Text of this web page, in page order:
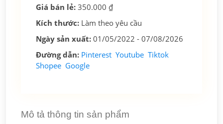
Giá bán lẻ: 350.000 ₫
Kích thước: Làm theo yêu cầu
Ngày sản xuất: 01/05/2022 - 07/08/2026
Đường dẫn: Pinterest Youtube Tiktok
Shopee Google
Mô tả thông tin sản phẩm